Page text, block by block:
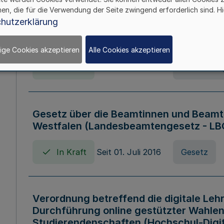
Verordnung über die
Nordrhein-Westfalen
Gesetz über die Beamtinnen und
Westfalen (Landesbeamtengesetz -
In Kraft Seit 01. Juli 2016 Gesetz
Verordnung betreffend die digitale
Durchführung online gestützter
die für die Verwendung der Seite zwingend erforderlich sind.
Cookies akzeptieren Alle Cookies akzeptieren